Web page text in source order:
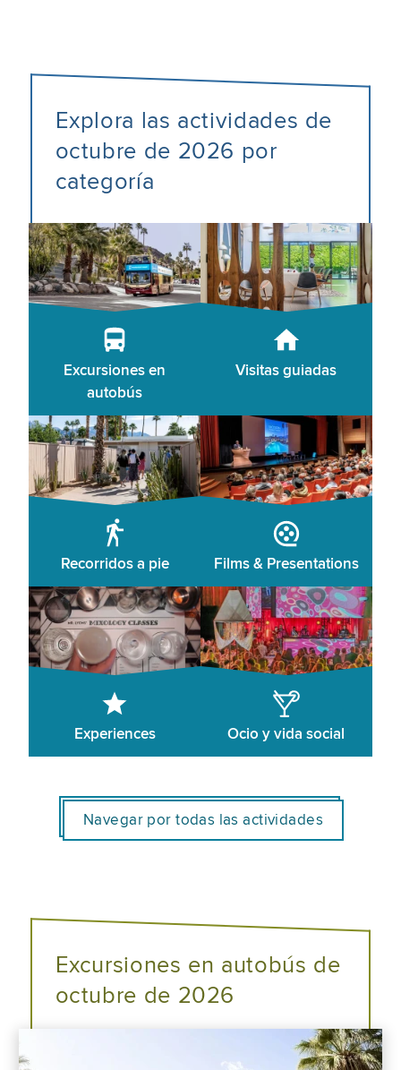
Explora las actividades de
octubre de 2026 por
categoría
Excursiones en
autobús
Visitas guiadas
Recorridos a pie Films & Presentations
Experiences Ocio y vida social
Navegar por todas las actividades
Excursiones en autobús de
octubre de 2026